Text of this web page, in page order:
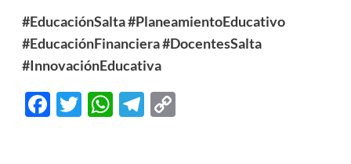
#EducaciónSalta#PlaneamientoEducativo
#EducaciónFinanciera#DocentesSalta
#InnovaciónEducativa
Facebook
Twitter
WhatsApp
Telegram
Copy